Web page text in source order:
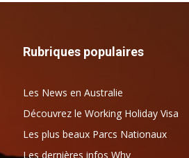
Rubriques populaires
Les News en Australie
Découvrez le Working Holiday Visa
Les plus beaux Parcs Nationaux
Les dernières infos Whv